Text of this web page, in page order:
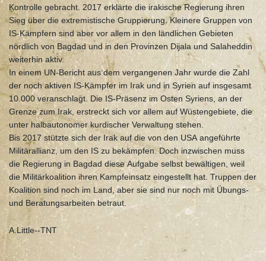
Kontrolle gebracht. 2017 erklärte die irakische Regierung ihren
Sieg über die extremistische Gruppierung. Kleinere Gruppen von
IS-Kämpfern sind aber vor allem in den ländlichen Gebieten
nördlich von Bagdad und in den Provinzen Dijala und Salaheddin
weiterhin aktiv.
In einem UN-Bericht aus dem vergangenen Jahr wurde die Zahl
der noch aktiven IS-Kämpfer im Irak und in Syrien auf insgesamt
10.000 veranschlagt. Die IS-Präsenz im Osten Syriens, an der
Grenze zum Irak, erstreckt sich vor allem auf Wüstengebiete, die
unter halbautonomer kurdischer Verwaltung stehen.
Bis 2017 stützte sich der Irak auf die von den USA angeführte
Militärallianz, um den IS zu bekämpfen. Doch inzwischen muss
die Regierung in Bagdad diese Aufgabe selbst bewältigen, weil
die Militärkoalition ihren Kampfeinsatz eingestellt hat. Truppen der
Koalition sind noch im Land, aber sie sind nur noch mit Übungs-
und Beratungsarbeiten betraut.
A.Little--TNT